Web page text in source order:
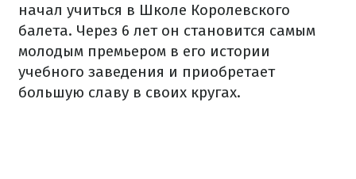
начал учиться в Школе Королевского
балета. Через 6 лет он становится самым
молодым премьером в его истории
учебного заведения и приобретает
большую славу в своих кругах.